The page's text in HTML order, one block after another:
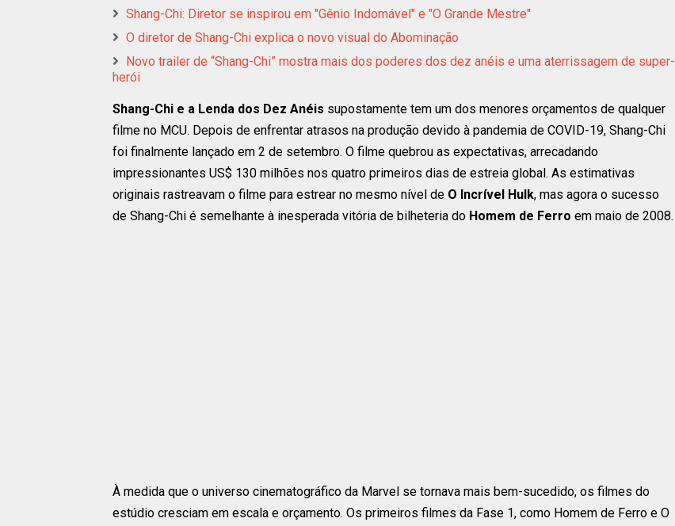
Shang-Chi: Diretor se inspirou em "Gênio Indomável" e "O Grande Mestre"
O diretor de Shang-Chi explica o novo visual do Abominação
Novo trailer de “Shang-Chi” mostra mais dos poderes dos dez anéis e uma aterrissagem de super-
herói
Shang-Chi e a Lenda dos Dez Anéis supostamente tem um dos menores orçamentos de qualquer
filme no MCU. Depois de enfrentar atrasos na produção devido à pandemia de COVID-19, Shang-Chi
foi finalmente lançado em 2 de setembro. O filme quebrou as expectativas, arrecadando
impressionantes US$ 130 milhões nos quatro primeiros dias de estreia global. As estimativas
originais rastreavam o filme para estrear no mesmo nível de O Incrível Hulk, mas agora o sucesso
de Shang-Chi é semelhante à inesperada vitória de bilheteria do Homem de Ferro em maio de 2008.
À medida que o universo cinematográfico da Marvel se tornava mais bem-sucedido, os filmes do
estúdio cresciam em escala e orçamento. Os primeiros filmes da Fase 1, como Homem de Ferro e O